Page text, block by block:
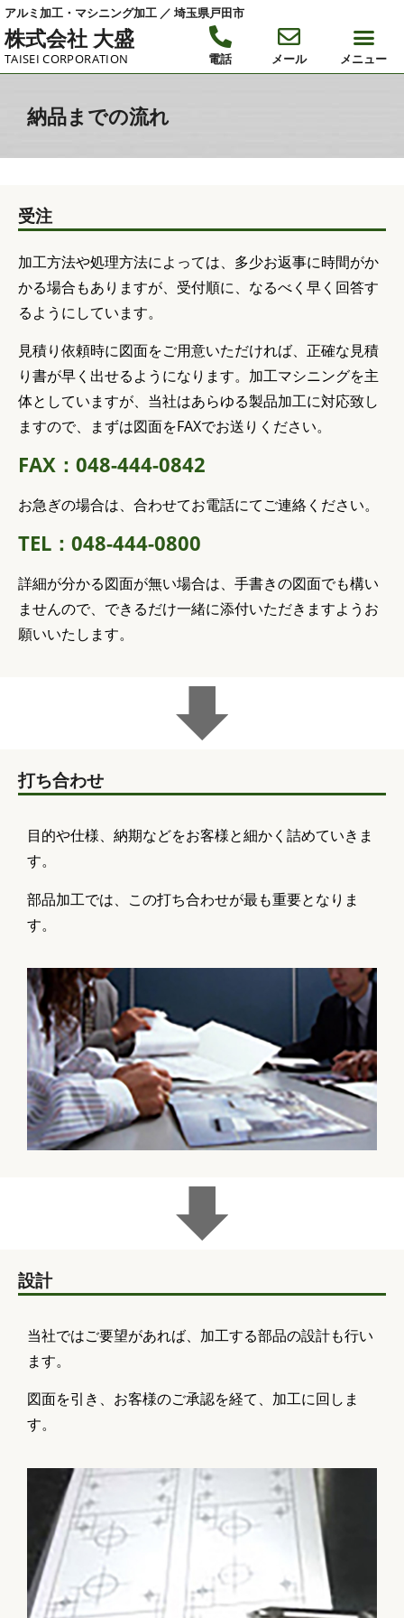
アルミ加工・マシニング加工 ／ 埼玉県戸田市
株式会社 大盛
TAISEI CORPORATION 電話 メール メニュー
納品までの流れ
受注
加工方法や処理方法によっては、多少お返事に時間がか
かる場合もありますが、受付順に、なるべく早く回答す
るようにしています。
見積り依頼時に図面をご用意いただければ、正確な見積
り書が早く出せるようになります。加工マシニングを主
体としていますが、当社はあらゆる製品加工に対応致し
ますので、まずは図面をFAXでお送りください。
FAX：048-444-0842
お急ぎの場合は、合わせてお電話にてご連絡ください。
TEL：048-444-0800
詳細が分かる図面が無い場合は、手書きの図面でも構い
ませんので、できるだけ一緒に添付いただきますようお
願いいたします。
打ち合わせ
目的や仕様、納期などをお客様と細かく詰めていきま
す。
部品加工では、この打ち合わせが最も重要となりま
す。
設計
当社ではご要望があれば、加工する部品の設計も行い
ます。
図面を引き、お客様のご承認を経て、加工に回しま
す。